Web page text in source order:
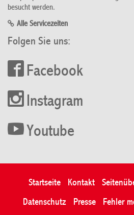
besucht werden.
Alle Servicezeiten
Folgen Sie uns:
Facebook
Instagram
Youtube
Startseite Kontakt
Datenschutz
Presse Fehler